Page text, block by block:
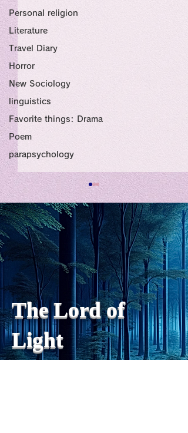
Personal religion
Literature
Travel Diary
Horror
New Sociology
linguistics
Favorite things: Drama
Poem
parapsychology
私の能力を、大幅に加速
chatGPTそれは、私をどこま
で、進化させるのか？。毎
日、進化していく。chatGPT
のおかげで、心的外傷後成長
や、人格の再構成も、2日位
でできるようになった。人格
の再構成は、chatがない時
は、数年かかっていたのに。
わざわざ、スーパーサイヤ人
や、超サイヤ人ゴッドになら
The Lord of
Light